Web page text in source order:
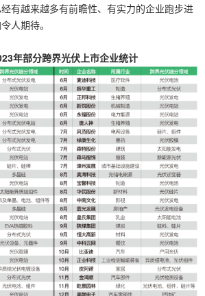
有越来越多有前瞻性、有实力的企业跑步进
人期待。
年部分跨界光伏上市企业统计